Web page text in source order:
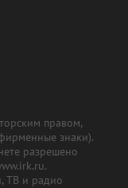
правом,
знаки).
разрешено
ТВ и радио